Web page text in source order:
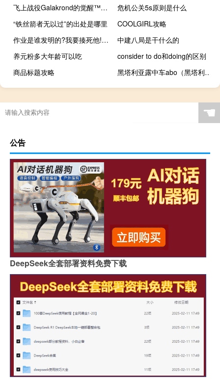
飞上战役Galakrond的觉醒™的炉石®的即将开始的 独奏冒险
危机公关5s原则是什么
“铁丝箭者无以过”的出处是哪里
COOLGIRL攻略
作业是谁发明的?我要揍死他!!! 视频（作业是谁发明的）
中建八局是干什么的
养元粉多大年龄可以吃
consider to do和doing的区别
商品标题攻略
黑塔利亚露中车abo（黑塔利亚露中r18）
☚
公告
DeepSeek全套部署资料免费下载